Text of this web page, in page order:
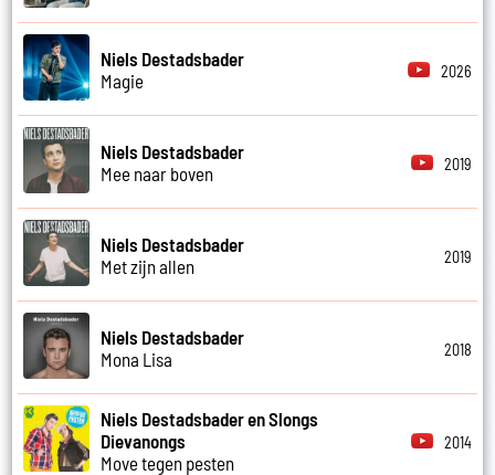
Niels Destadsbader
Magie
2026
Niels Destadsbader
Mee naar boven
2019
Niels Destadsbader
Met zijn allen
2019
Niels Destadsbader
Mona Lisa
2018
Niels Destadsbader en Slongs
Dievanongs
Move tegen pesten
2014